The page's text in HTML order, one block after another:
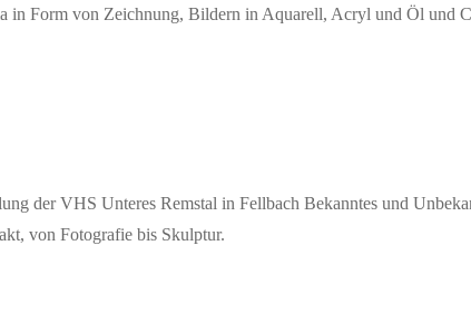
in Form von Zeich­nung, Bil­dern in Aqua­rell, Acryl und Öl
der VHS Unte­res Rems­tal in Fell­bach Bekann­tes und
von Foto­gra­fie bis Skulptur.